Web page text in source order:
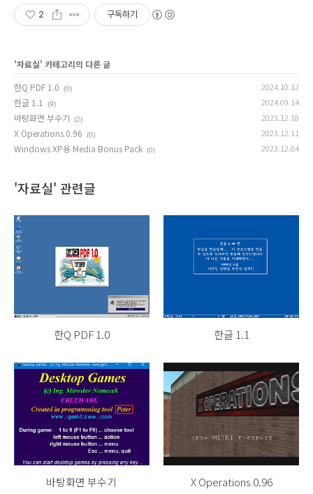
2 구독하기
'자료실' 카테고리의 다른 글
한Q PDF 1.0
(0) 2024.10.12
한글 1.1 (9) 2024.09.14
바탕화면 부수기 (2) 2023.12.18
X Operations 0.96 (0) 2023.12.11
Windows XP용 Media Bonus Pack (0) 2023.12.04
'자료실' 관련글
한Q PDF 1.0 한글 1.1
바탕화면 부수기 X Operations 0.96